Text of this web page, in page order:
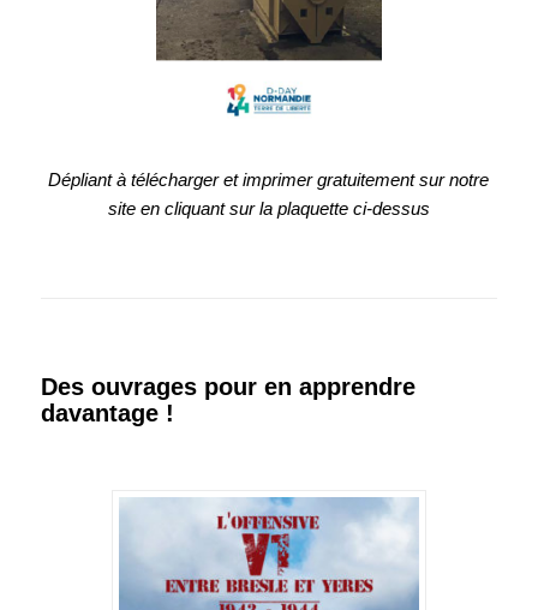
Dépliant à télécharger et imprimer gratuitement sur notre
site en cliquant sur la plaquette ci-dessus
Des ouvrages pour en apprendre
davantage !